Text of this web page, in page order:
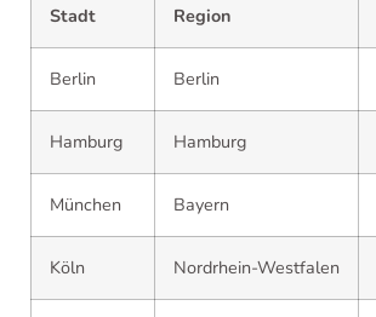
Stadt Region
Berlin Berlin
Hamburg Hamburg
München Bayern
Köln Nordrhein-Westfalen